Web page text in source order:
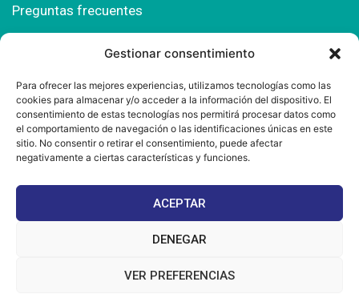
Gestionar consentimiento
Para ofrecer las mejores experiencias, utilizamos tecnologías como las
cookies para almacenar y/o acceder a la información del dispositivo. El
consentimiento de estas tecnologías nos permitirá procesar datos como
el comportamiento de navegación o las identificaciones únicas en este
sitio. No consentir o retirar el consentimiento, puede afectar
negativamente a ciertas características y funciones.
ACEPTAR
DENEGAR
VER PREFERENCIAS
Preguntas frecuentes
Polígono Comercial Urbisur (Cita previa) 11130
Chiclana de la Fra. (Cádiz)
667 457 908
info@mantonesdelsur.com
mantonesdelsur@gmail.com